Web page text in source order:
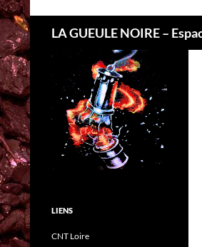
LA GUEULE NOIRE –
LIENS
CNT Loire